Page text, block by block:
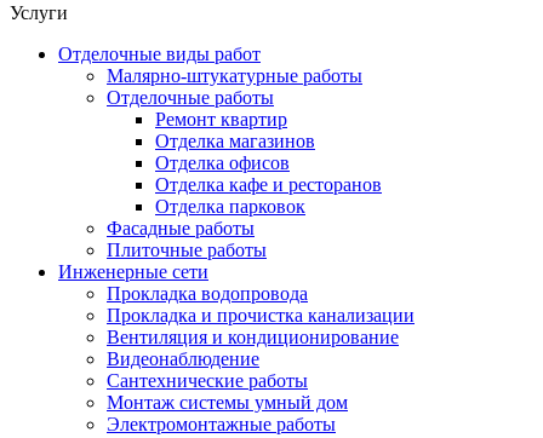
Услуги
Отделочные виды работ
Малярно-штукатурные работы
Отделочные работы
Ремонт квартир
Отделка магазинов
Отделка офисов
Отделка кафе и ресторанов
Отделка парковок
Фасадные работы
Плиточные работы
Инженерные сети
Прокладка водопровода
Прокладка и прочистка канализации
Вентиляция и кондиционирование
Видеонаблюдение
Сантехнические работы
Монтаж системы умный дом
Электромонтажные работы